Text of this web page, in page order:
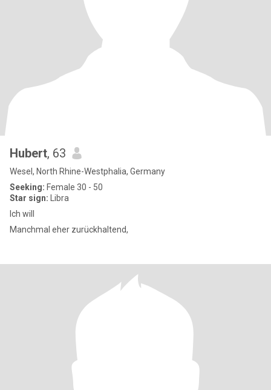
Hubert, 63
Wesel, North Rhine-Westphalia, Germany
Seeking: Female 30 - 50
Star sign: Libra
Ich will
Manchmal eher zurückhaltend,